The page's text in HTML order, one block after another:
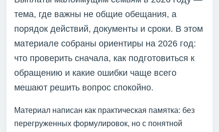
тема, где важны не общие обещания, а
порядок действий, документы и сроки. В этом
материале собраны ориентиры на 2026 год:
что проверить сначала, как подготовиться к
обращению и какие ошибки чаще всего
мешают решить вопрос спокойно.
Материал написан как практическая памятка: без
перегруженных формулировок, но с понятной